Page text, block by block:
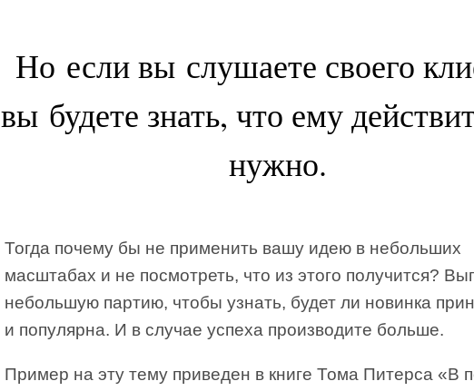
Но если вы слушаете своего
вы будете знать, что ему
нужно.
Тогда почему бы не применить вашу идею в небольших
масштабах и не посмотреть, что из этого получится?
небольшую партию, чтобы узнать, будет ли новинка
и популярна. И в случае успеха производите больше.
Пример на эту тему приведен в книге Тома Питерса «В